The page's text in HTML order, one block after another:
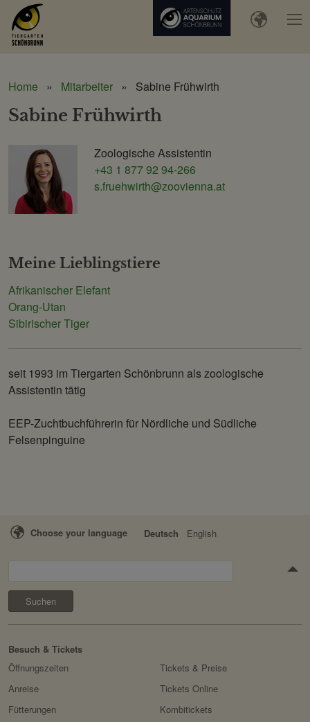
Home Mitarbeiter Sabine Frühwirth
Sabine Frühwirth
Zoologische Assistentin
Schönbrunner
Tiergarten-
+43 1 877 92 94-266
s.fruehwirth@zoovienna.at
Meine Lieblingstiere
Afrikanischer Elefant
Orang-Utan
Sibirischer Tiger
seit 1993 im Tiergarten Schönbrunn als zoologische
Assistentin tätig
EEP-Zuchtbuchführerin für Nördliche und Südliche
Felsenpinguine
Choose your language Deutsch English
Besuch & Tickets
Öffnungszeiten
Anreise
Fütterungen
Tickets & Preise
Tickets Online
Kombitickets